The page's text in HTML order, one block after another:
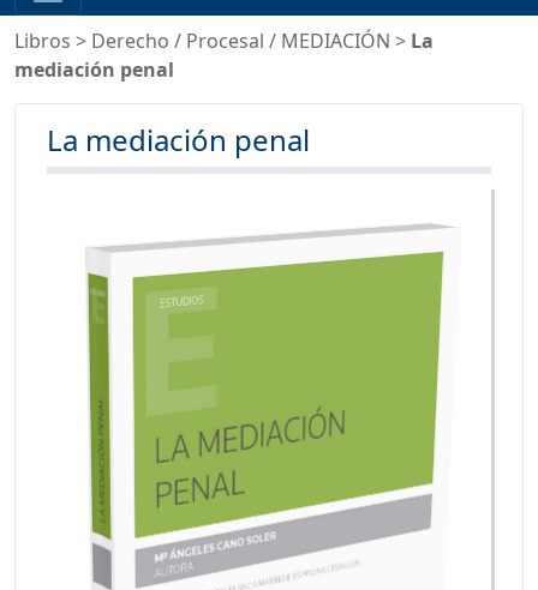
Libros > Derecho / Procesal / MEDIACIÓN > La
mediación penal
La mediación penal